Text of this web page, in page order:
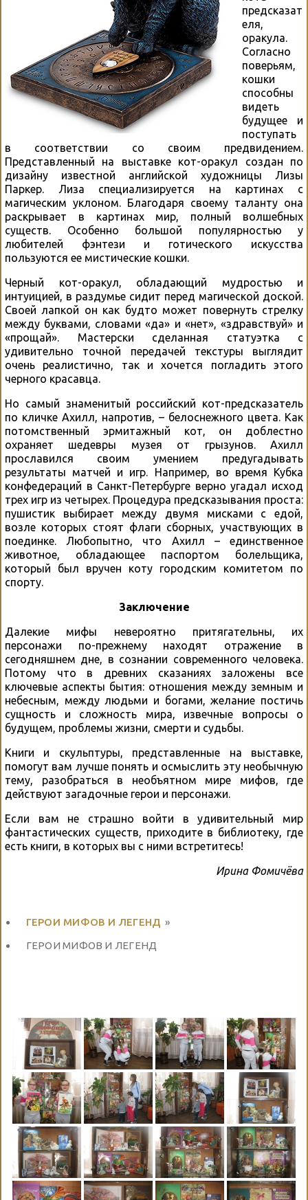
предсказат
еля,
оракула.
Согласно
поверьям,
кошки
способны
видеть
будущее и
поступать
в соответствии со своим предвидением.
Представленный на выставке кот-оракул создан по
дизайну известной английской художницы Лизы
Паркер. Лиза специализируется на картинах с
магическим уклоном. Благодаря своему таланту она
раскрывает в картинах мир, полный волшебных
существ. Особенно большой популярностью у
любителей фэнтези и готического искусства
пользуются ее мистические кошки.
Черный кот-оракул, обладающий мудростью и
интуицией, в раздумье сидит перед магической доской.
Своей лапкой он как будто может повернуть стрелку
между буквами, словами «да» и «нет», «здравствуй» и
«прощай». Мастерски сделанная статуэтка с
удивительно точной передачей текстуры выглядит
очень реалистично, так и хочется погладить этого
черного красавца.
Но самый знаменитый российский кот-предсказатель
по кличке Ахилл, напротив, – белоснежного цвета. Как
потомственный эрмитажный кот, он доблестно
охраняет шедевры музея от грызунов. Ахилл
прославился своим умением предугадывать
результаты матчей и игр. Например, во время Кубка
конфедераций в Санкт-Петербурге верно угадал исход
трех игр из четырех. Процедура предсказывания проста:
пушистик выбирает между двумя мисками с едой,
возле которых стоят флаги сборных, участвующих в
поединке. Любопытно, что Ахилл – единственное
животное, обладающее паспортом болельщика,
который был вручен коту городским комитетом по
спорту.
Заключение
Далекие мифы невероятно притягательны, их
персонажи по-прежнему находят отражение в
сегодняшнем дне, в сознании современного человека.
Потому что в древних сказаниях заложены все
ключевые аспекты бытия: отношения между земным и
небесным, между людьми и богами, желание постичь
сущность и сложность мира, извечные вопросы о
будущем, проблемы жизни, смерти и судьбы.
Книги и скульптуры, представленные на выставке,
помогут вам лучше понять и осмыслить эту необычную
тему, разобраться в необъятном мире мифов, где
действуют загадочные герои и персонажи.
Если вам не страшно войти в удивительный мир
фантастических существ, приходите в библиотеку, где
есть книги, в которых вы с ними встретитесь!
Ирина Фомичёва
ГЕРОИ МИФОВ И ЛЕГЕНД »
ГЕРОИ МИФОВ И ЛЕГЕНД